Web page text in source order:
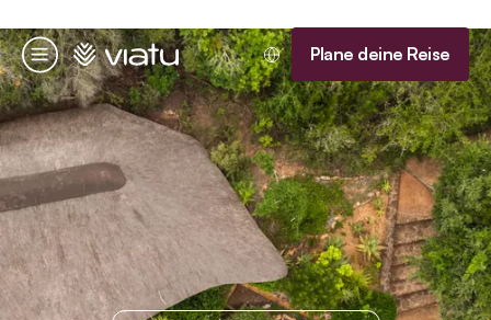
Menü
Startseite Plane deine Reise